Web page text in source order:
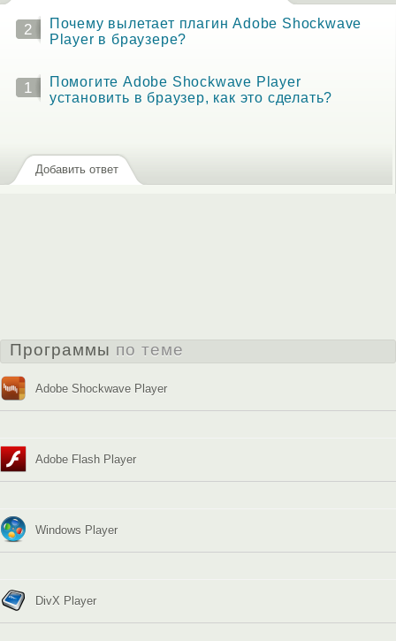
2
Почему вылетает плагин Adobe Shockwave
Player в браузере?
1
Помогите Adobe Shockwave Player
установить в браузер, как это сделать?
Добавить ответ
Программы по теме
Adobe Shockwave Player
Adobe Flash Player
Windows Player
DivX Player